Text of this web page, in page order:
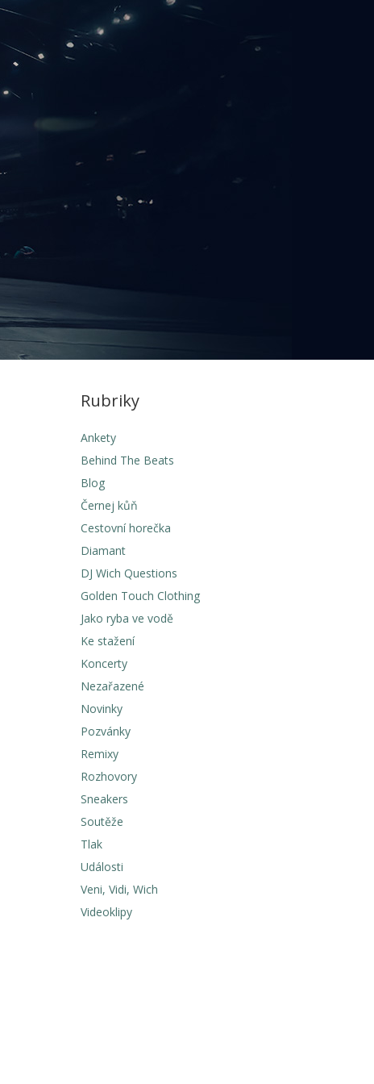
Rubriky
Ankety
Behind The Beats
Blog
Černej kůň
Cestovní horečka
Diamant
DJ Wich Questions
Golden Touch Clothing
Jako ryba ve vodě
Ke stažení
Koncerty
Nezařazené
Novinky
Pozvánky
Remixy
Rozhovory
Sneakers
Soutěže
Tlak
Události
Veni, Vidi, Wich
Videoklipy